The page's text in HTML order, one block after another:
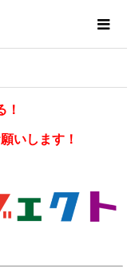
！
いします！